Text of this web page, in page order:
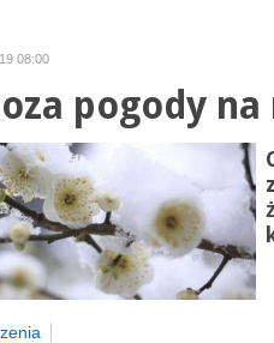
08:00
pogody na